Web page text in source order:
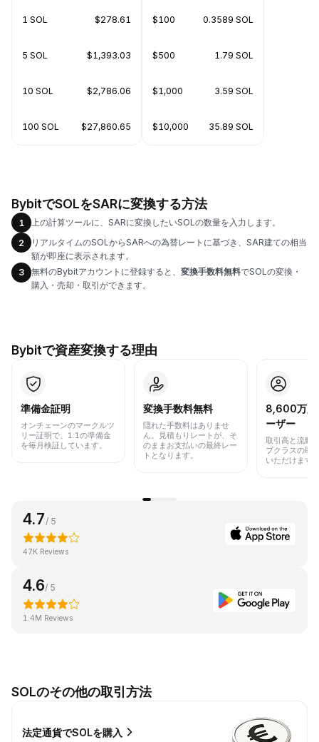
1 SOL $278.61
5 SOL $1,393.03
10 SOL $2,786.06
100 SOL $27,860.65
$100 0.3589 SOL
$500 1.79 SOL
$1,000 3.59 SOL
$10,000 35.89 SOL
BybitでSOLをSARに変換する方法
1
上の計算ツールに、SARに変換したいSOLの数量を入力します。
2
リアルタイムのSOLからSARへの為替レートに基づき、SAR建ての相当
額が即座に表示されます。
3
無料のBybitアカウントに登録すると、 変換手数料無料でSOLの変換・
購入・売却・取引ができます。
Bybitで資産変換する理由
準備金証明
オンチェーンのマークルツ
リー証明で、1:1の準備金
を毎月検証しています。
変換手数料無料
隠れた手数料はありませ
ん。見積もりレートが、そ
のままお支払いの最終レー
トとなります。
8,600万人
ーザー
取引高と流動
プクラスの取
いただけます
4.7/ 5
47K Reviews
4.6/ 5
1.4M Reviews
SOLのその他の取引方法
法定通貨でSOLを購入